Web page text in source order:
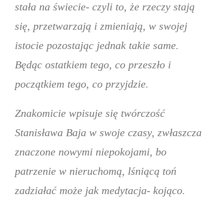
stała na świecie- czyli to, że rzeczy stają
się, przetwarzają i zmieniają, w swojej
istocie pozostając jednak takie same.
Będąc ostatkiem tego, co przeszło i
początkiem tego, co przyjdzie.
Znakomicie wpisuje się twórczość
Stanisława Baja w swoje czasy, zwłaszcza
znaczone nowymi niepokojami, bo
patrzenie w nieruchomą, lśniącą toń
zadziałać może jak medytacja- kojąco.